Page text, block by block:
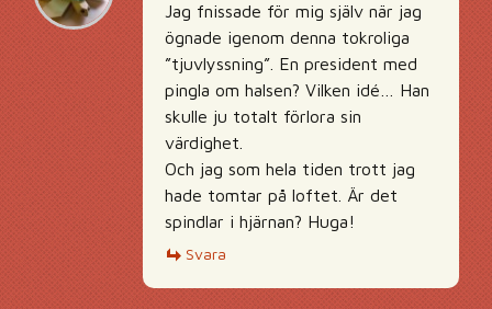
Jag fnissade för mig själv när jag
ögnade igenom denna tokroliga
”tjuvlyssning”. En president med
pingla om halsen? Vilken idé… Han
skulle ju totalt förlora sin
värdighet.
Och jag som hela tiden trott jag
hade tomtar på loftet. Är det
spindlar i hjärnan? Huga!
Svara